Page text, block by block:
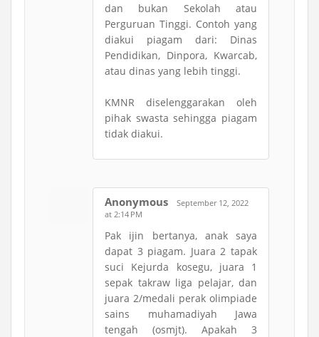
dan bukan Sekolah atau
Perguruan Tinggi. Contoh yang
diakui piagam dari: Dinas
Pendidikan, Dinpora, Kwarcab,
atau dinas yang lebih tinggi.
KMNR diselenggarakan oleh
pihak swasta sehingga piagam
tidak diakui.
Anonymous
September 12, 2022
at 2:14 PM
Pak ijin bertanya, anak saya
dapat 3 piagam. Juara 2 tapak
suci Kejurda kosegu, juara 1
sepak takraw liga pelajar, dan
juara 2/medali perak olimpiade
sains muhamadiyah Jawa
tengah (osmjt). Apakah 3